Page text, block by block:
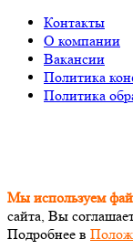
Контакты
О компании
Вакансии
Политика
Политика
Мы используем
сайта, Вы
Подробнее в